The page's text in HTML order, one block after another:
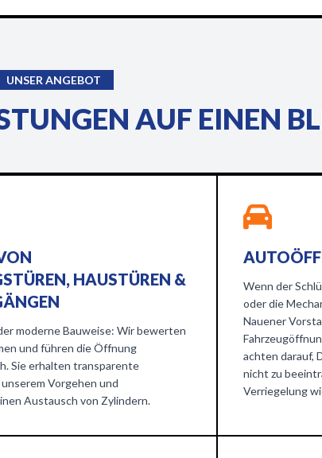
UNSER ANGEBOT
AUF EINEN
HAUSTÜREN &
moderne Bauweise: Wir bewerten
und führen die Öffnung
Sie erhalten transparente
Vorgehen und
Austausch von Zylindern.
Wenn der
oder die
Nauener
achten darauf,
nicht zu
Verriegelung